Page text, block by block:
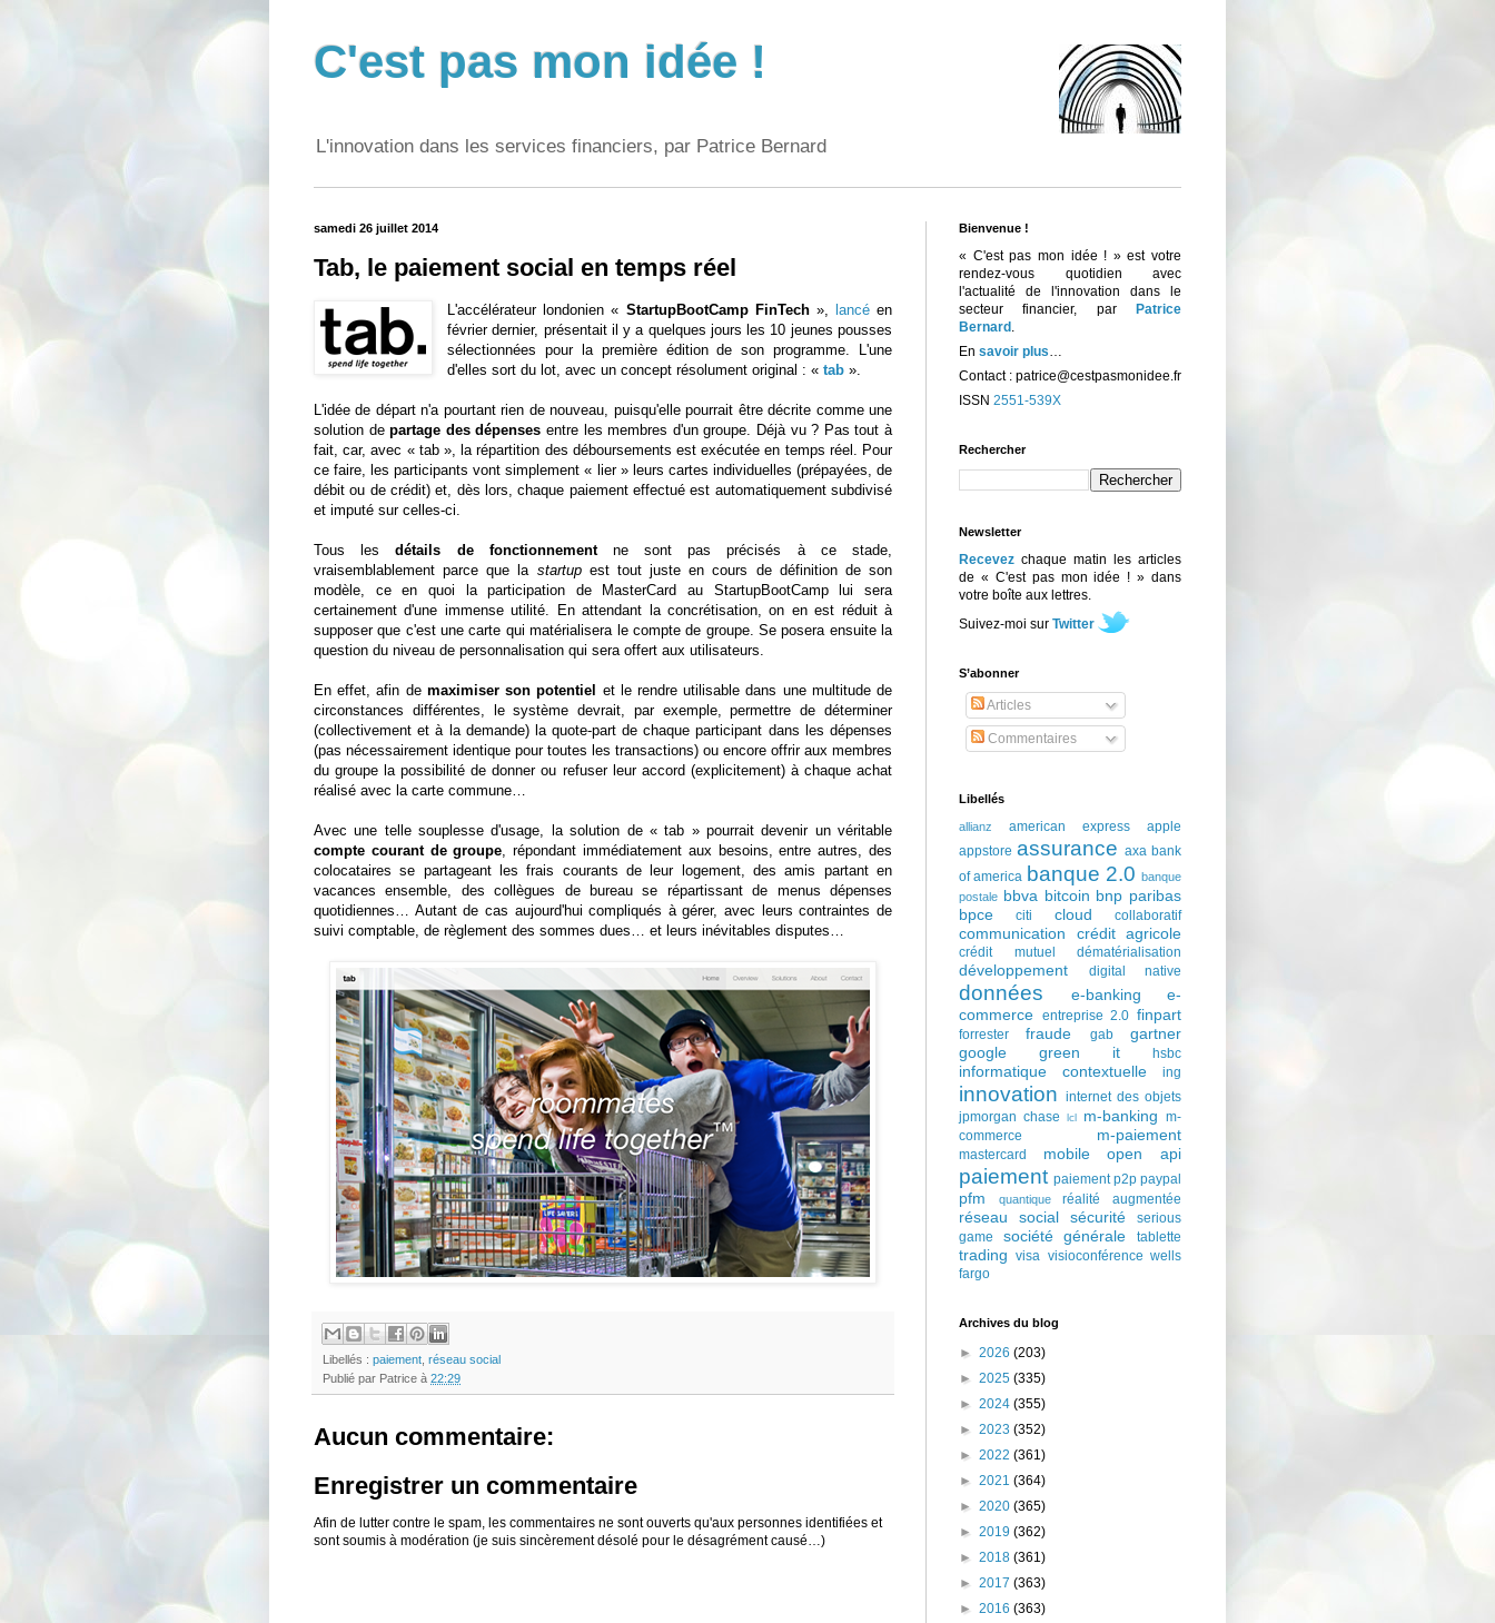
C'est pas mon idée !
L'innovation dans les services financiers, par Patrice Bernard
samedi 26 juillet 2014
Tab, le paiement social en temps réel
L'accélérateur londonien « StartupBootCamp FinTech», lancéen
février dernier, présentait il y a quelques jours les 10 jeunes pousses
sélectionnées pour la première édition de son programme. L'une
d'elles sort du lot, avec un concept résolument original : «tab ».
L'idée de départ n'a pourtant rien de nouveau, puisqu'elle pourrait être décrite comme une
solution departage des dépenses entre les membres d'un groupe. Déjà vu ? Pas tout à
fait, car, avec « tab », la répartition des déboursements est exécutée en temps réel. Pour
ce faire, les participants vont simplement « lier » leurs cartes individuelles (prépayées, de
débit ou de crédit) et, dès lors, chaque paiement effectué est automatiquement subdivisé
et imputé sur celles-ci.
Tous lesdétails de fonctionnementne sont pas précisés à ce stade,
vraisemblablement parce que la startupest tout juste en cours de définition de son
modèle, ce en quoi la participation de MasterCard au StartupBootCamp lui sera
certainement d'une immense utilité. En attendant la concrétisation, on en est réduit à
supposer que c'est une carte qui matérialisera le compte de groupe. Se posera ensuite la
question du niveau de personnalisation qui sera offert aux utilisateurs.
En effet, afin de maximiser son potentiel
et le rendre utilisable dans une multitude de
circonstances différentes, le système devrait, par exemple, permettre de déterminer
(collectivement et à la demande) la quote-part de chaque participant dans les dépenses
(pas nécessairement identique pour toutes les transactions) ou encore offrir aux membres
du groupe la possibilité de donner ou refuser leur accord (explicitement) à chaque achat
réalisé avec la carte commune…
Avec une telle souplesse d'usage, la solution de « tab » pourrait devenir un véritable
compte courant de groupe, répondant immédiatement aux besoins, entre autres, des
colocataires se partageant les frais courants de leur logement, des amis partant en
vacances ensemble, des collègues de bureau se répartissant de menus dépenses
quotidiennes… Autant de cas aujourd'hui compliqués à gérer, avec leurs contraintes de
suivi comptable, de règlement des sommes dues… et leurs inévitables disputes…
Libellés : paiement, réseau social
Publié par Patrice à 22:29
Aucun commentaire:
Enregistrer un commentaire
Afin de lutter contre le spam, les commentaires ne sont ouverts qu'aux personnes identifiées et
sont soumis à modération (je suis sincèrement désolé pour le désagrément causé…)
Bienvenue !
« C'est pas mon idée ! » est votre
rendez-vous quotidien avec
l'actualité de l'innovation dans le
secteur financier, par
Patrice
Bernard .
En savoir plus…
Contact : patrice@cestpasmonidee.fr
ISSN 2551-539X
Rechercher
Newsletter
Recevez chaque matin les articles
de « C'est pas mon idée ! » dans
votre boîte aux lettres.
Suivez-moi sur Twitter
S’abonner
Articles
Commentaires
Libellés
allianz american express
apple
appstore assurance axa bank
of america banque 2.0 banque
postale bbva bitcoin bnp paribas
bpce
citi cloud collaboratif
communication crédit agricole
crédit mutuel dématérialisation
développement digital native
données e-banking
e-
commerce entreprise 2.0 finpart
forrester fraude gab
gartner
google
green it hsbc
informatique contextuelle ing
innovation internet des objets
jpmorgan chase
lcl m-banking m-
commerce
m-paiement
mastercard mobile open api
paiement paiement p2p paypal
pfm quantique réalité augmentée
réseau social sécurité
serious
game
société générale tablette
trading visa visioconférence wells
fargo
Archives du blog
► 2026 (203)
► 2025 (335)
► 2024 (355)
► 2023 (352)
► 2022 (361)
► 2021 (364)
► 2020 (365)
► 2019 (362)
► 2018 (361)
► 2017 (363)
► 2016 (363)